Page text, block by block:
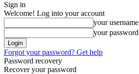
Sign in
Welcome! Log into your account
your username
your password
Forgot your password? Get help
Password recovery
Recover your password